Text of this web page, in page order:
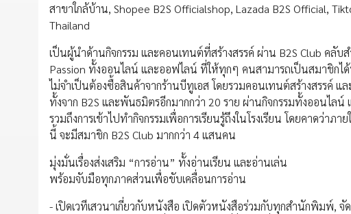
สาขาใกล้บ้าน, Shopee B2S Officialshop, Lazada B2S Official,
Thailand
เป็นผู้นำด้านกิจกรรม และคอนเทนต์ที่สร้างสรรค์ ผ่าน B2S Club คลับ
Passion ทั้งออนไลน์ และออฟไลน์ ที่ให้ทุกๆ คนสามารถเป็นสมาชิกไ
ไม่จำเป็นต้องซื้อสินค้าจากร้านบีทูเอส โดยรวมคอนเทนต์สร้างสรรค์ แ
ทั้งจาก B2S และพันธมิตรอีกมากกว่า 20 ราย ผ่านกิจกรรมทั้งออนไลน์
รวมถึงการเข้าไปทำกิจกรรมเพื่อการเรียนรู้ถึงในโรงเรียน โดยคาดว่าภ
นี้ จะมีสมาชิก B2S Club มากกว่า 4 แสนคน
มุ่งมั่นเรื่องส่งเสริม “การอ่าน” ทั้งอ่านเรียน และอ่านเล่น
พร้อมจับมือทุกภาคส่วนเพื่อขับเคลื่อนการอ่าน
- เปิดเวทีเสวนาเกี่ยวกับหนังสือ เปิดตัวหนังสือร่วมกับทุกสำนักพิมพ์, จัด